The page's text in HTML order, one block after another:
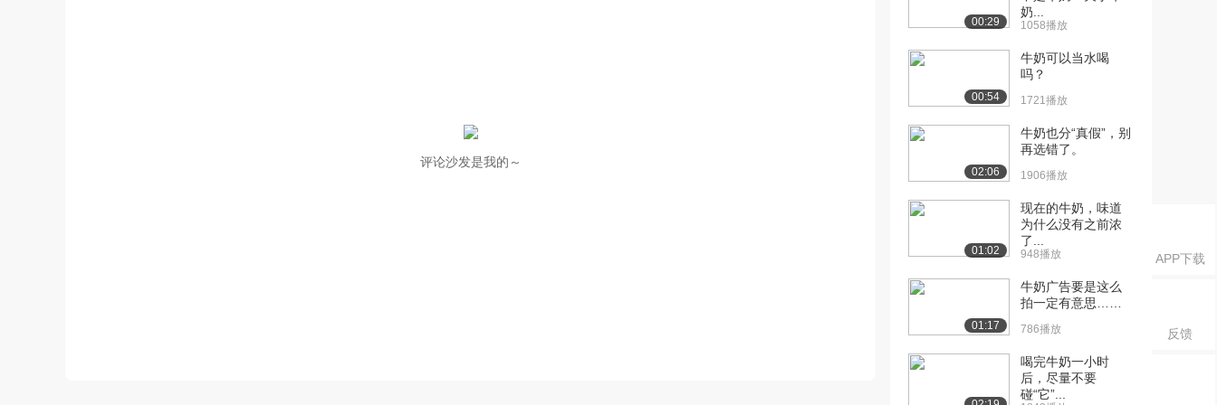
APP下载
反馈
评论沙发是我的～
00:29
奶...
1058播放
00:54
牛奶可以当水喝
吗？
1721播放
02:06
牛奶也分“真假”，别
再选错了。
1906播放
01:02
现在的牛奶，味道
为什么没有之前浓
了...
948播放
01:17
牛奶广告要是这么
拍一定有意思……
786播放
喝完牛奶一小时
后，尽量不要
碰“它”...